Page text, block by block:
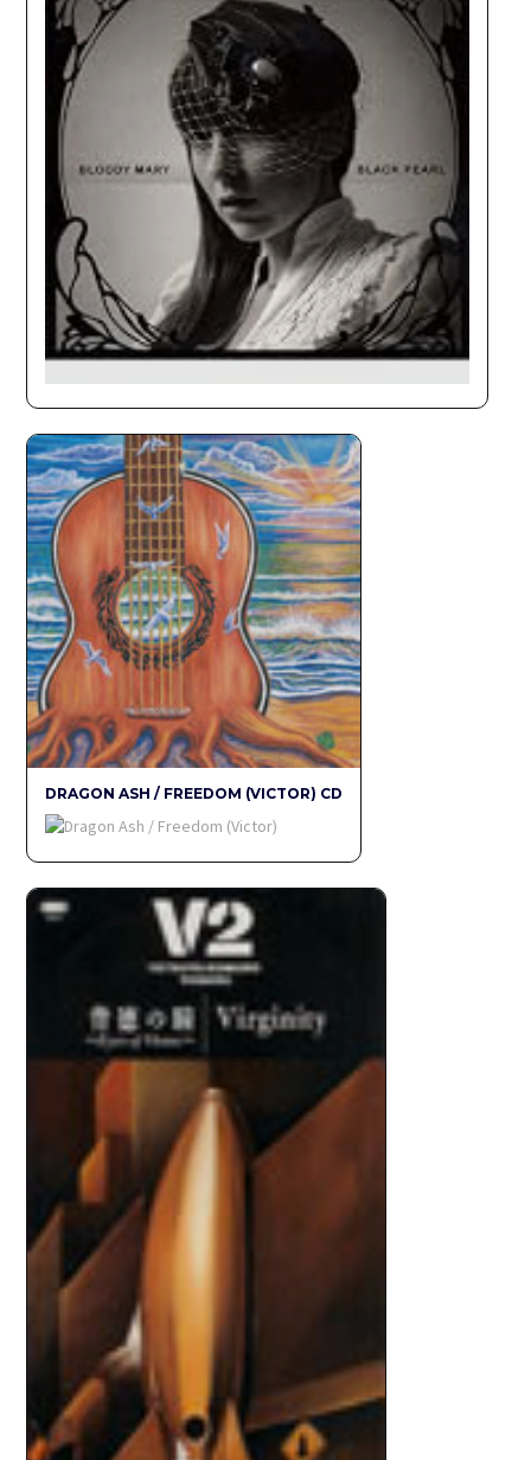
DRAGON ASH / FREEDOM (VICTOR) CD